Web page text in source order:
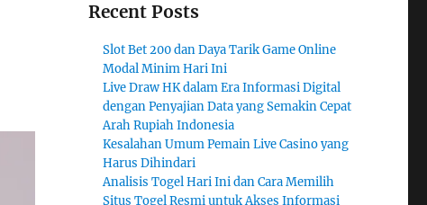
Recent Posts
Slot Bet 200 dan Daya Tarik Game Online
Modal Minim Hari Ini
Live Draw HK dalam Era Informasi Digital
dengan Penyajian Data yang Semakin Cepat
Arah Rupiah Indonesia
Kesalahan Umum Pemain Live Casino yang
Harus Dihindari
Analisis Togel Hari Ini dan Cara Memilih
Situs Togel Resmi untuk Akses Informasi